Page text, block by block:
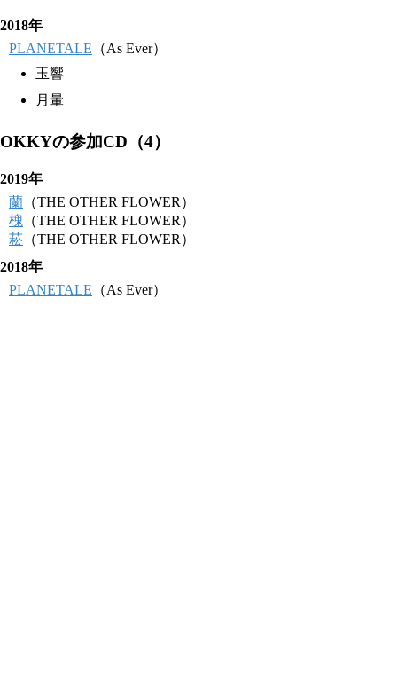
2018年
PLANETALE （As Ever）
玉響
月暈
OKKYの参加CD（4）
2019年
蘭 （THE OTHER FLOWER）
槐 （THE OTHER FLOWER）
菘 （THE OTHER FLOWER）
2018年
PLANETALE （As Ever）